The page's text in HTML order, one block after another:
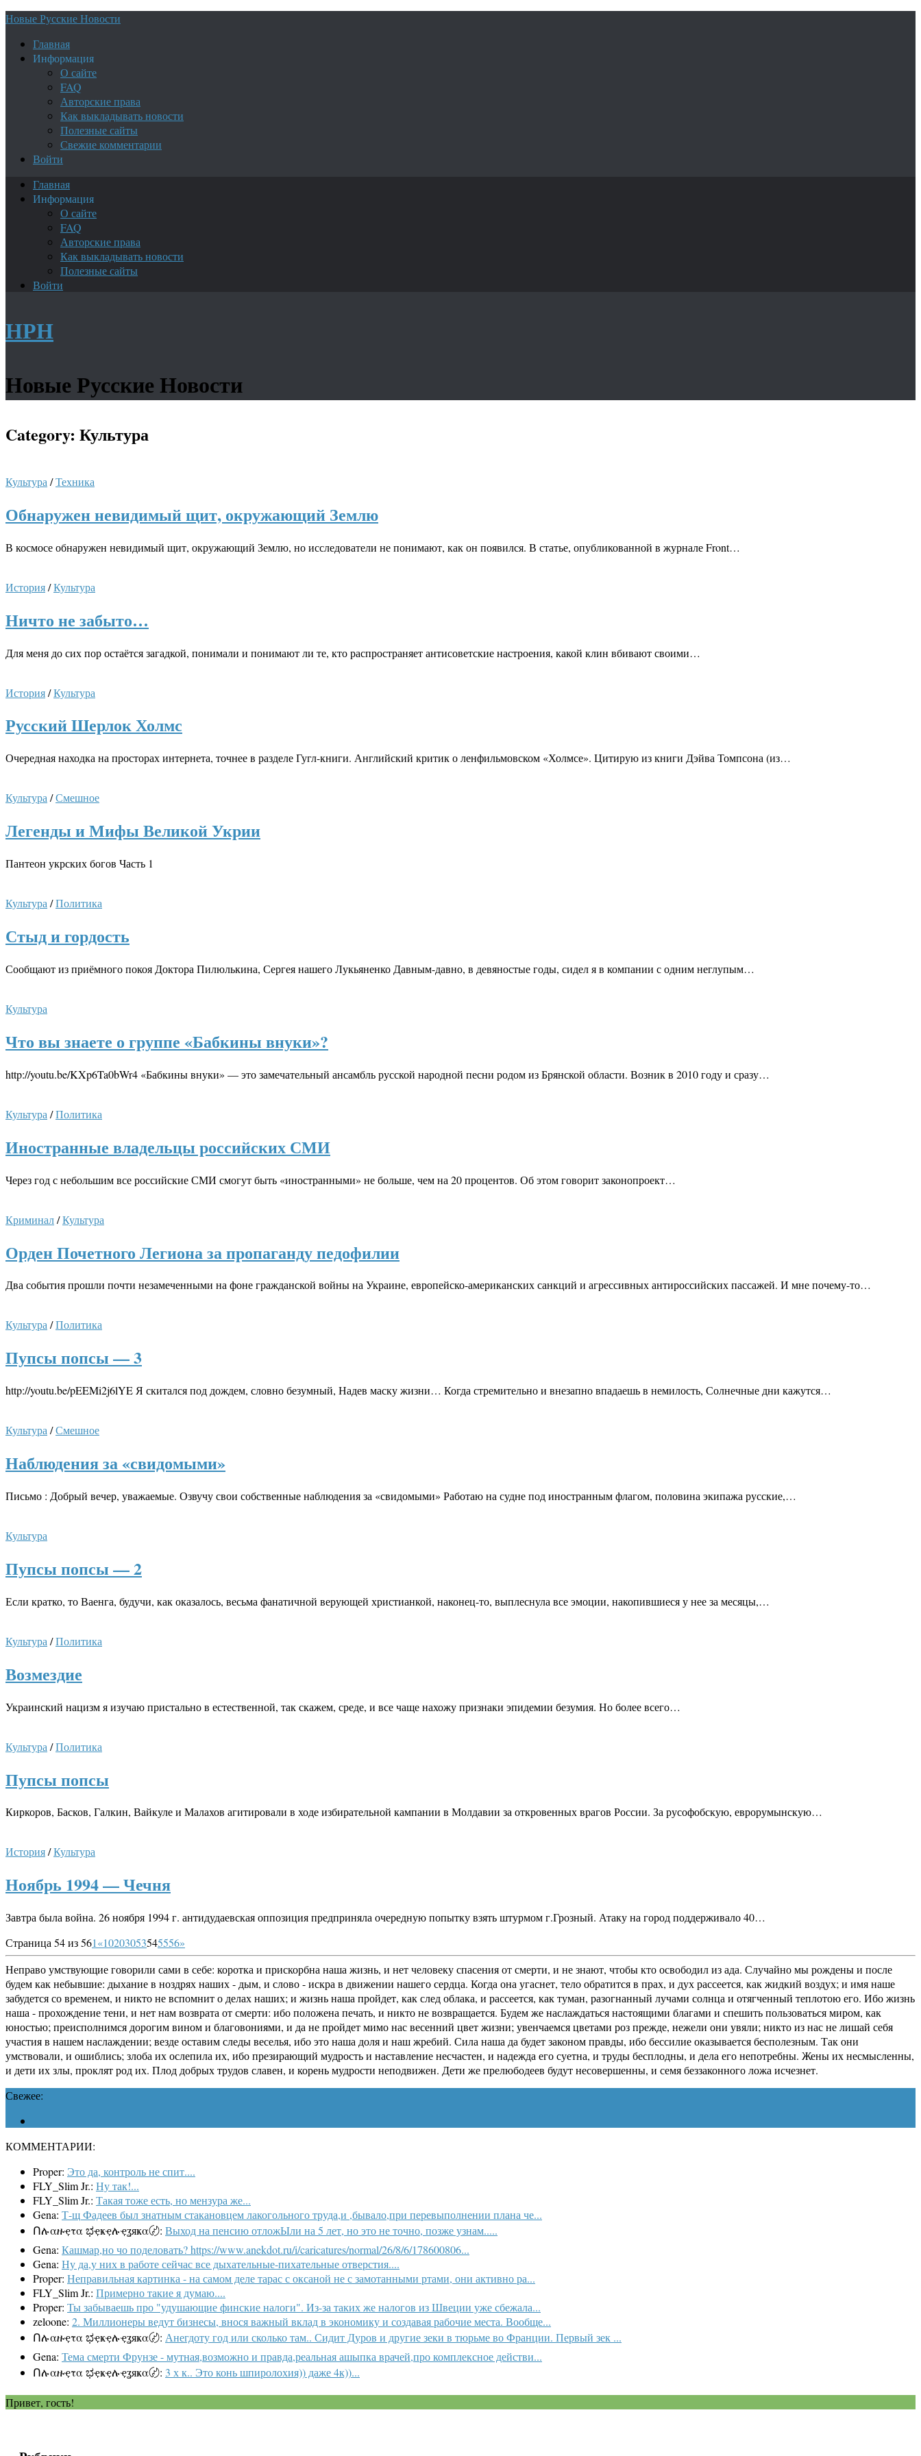
Новые Русские Новости
Главная
Информация
О сайте
FAQ
Авторские права
Как выкладывать новости
Полезные сайты
Свежие комментарии
Войти
Главная
Информация
О сайте
FAQ
Авторские права
Как выкладывать новости
Полезные сайты
Войти
НРН
Новые Русские Новости
Category: Культура
Культура /Техника
Обнаружен невидимый щит, окружающий Землю
В космосе обнаружен невидимый щит, окружающий Землю, но исследователи не понимают, как он появился. В статье, опубликованной в журнале Front…
История/Культура
Ничто не забыто…
Для меня до сих пор остаётся загадкой, понимали и понимают ли те, кто распространяет антисоветские настроения, какой клин вбивают своими…
История/Культура
Русский Шерлок Холмс
Очередная находка на просторах интернета, точнее в разделе Гугл-книги. Английский критик о ленфильмовском «Холмсе». Цитирую из книги Дэйва Томпсона (из…
Культура/Смешное
Легенды и Мифы Великой Укрии
Пантеон укрских богов Часть 1
Культура /Политика
Стыд и гордость
Сообщают из приёмного покоя Доктора Пилюлькина, Сергея нашего Лукьяненко Давным-давно, в девяностые годы, сидел я в компании с одним неглупым…
Культура
Что вы знаете о группе «Бабкины внуки»?
http://youtu.be/KXp6Ta0bWr4 «Бабкины внуки» — это замечательный ансамбль русской народной песни родом из Брянской области. Возник в 2010 году и сразу…
Культура /Политика
Иностранные владельцы российских СМИ
Через год с небольшим все российские СМИ смогут быть «иностранными» не больше, чем на 20 процентов. Об этом говорит законопроект…
Криминал/Культура
Орден Почетного Легиона за пропаганду педофилии
Два события прошли почти незамеченными на фоне гражданской войны на Украине, европейско-американских санкций и агрессивных антироссийских пассажей. И мне почему-то…
Культура/Политика
Пупсы попсы — 3
http://youtu.be/pEEMi2j6lYE Я скитался под дождем, словно безумный, Надев маску жизни… Когда стремительно и внезапно впадаешь в немилость, Солнечные дни кажутся…
Культура/Смешное
Наблюдения за «свидомыми»
Письмо : Добрый вечер, уважаемые. Озвучу свои собственные наблюдения за «свидомыми» Работаю на судне под иностранным флагом, половина экипажа русские,…
Культура
Пупсы попсы — 2
Если кратко, то Ваенга, будучи, как оказалось, весьма фанатичной верующей христианкой, наконец-то, выплеснула все эмоции, накопившиеся у нее за месяцы,…
Культура /Политика
Возмездие
Украинский нацизм я изучаю пристально в естественной, так скажем, среде, и все чаще нахожу признаки эпидемии безумия. Но более всего…
Культура /Политика
Пупсы попсы
Киркоров, Басков, Галкин, Вайкуле и Малахов агитировали в ходе избирательной кампании в Молдавии за откровенных врагов России. За русофобскую, еврорумынскую…
История/Культура
Ноябрь 1994 — Чечня
Завтра была война. 26 ноября 1994 г. антидудаевская оппозиция предприняла очередную попытку взять штурмом г.Грозный. Атаку на город поддерживало 40…
Страница 54 из 561«10203053545556»
Неправо умствующие говорили сами в себе: коротка и прискорбна наша жизнь, и нет человеку спасения от смерти, и не знают, чтобы кто освободил из ада. Случайно мы рождены и после
будем как небывшие: дыхание в ноздрях наших - дым, и слово - искра в движении нашего сердца. Когда она угаснет, тело обратится в прах, и дух рассеется, как жидкий воздух; и имя наше
забудется со временем, и никто не вспомнит о делах наших; и жизнь наша пройдет, как след облака, и рассеется, как туман, разогнанный лучами солнца и отягченный теплотою его. Ибо жизнь
наша - прохождение тени, и нет нам возврата от смерти: ибо положена печать, и никто не возвращается. Будем же наслаждаться настоящими благами и спешить пользоваться миром, как
юностью; преисполнимся дорогим вином и благовониями, и да не пройдет мимо нас весенний цвет жизни; увенчаемся цветами роз прежде, нежели они увяли; никто из нас не лишай себя
участия в нашем наслаждении; везде оставим следы веселья, ибо это наша доля и наш жребий. Сила наша да будет законом правды, ибо бессилие оказывается бесполезным. Так они
умствовали, и ошиблись; злоба их ослепила их, ибо презирающий мудрость и наставление несчастен, и надежда его суетна, и труды бесплодны, и дела его непотребны. Жены их несмысленны,
и дети их злы, проклят род их. Плод добрых трудов славен, и корень мудрости неподвижен. Дети же прелюбодеев будут несовершенны, и семя беззаконного ложа исчезнет.
Свежее:
КОММЕНТАРИИ:
Proper: Это да, контроль не спит....
FLY_Slim Jr.: Ну так!...
FLY_Slim Jr.: Такая тоже есть, но мензура же...
Gena: Т-щ Фадеев был знатным стакановцем лакогольного труда,и ,бывало,при перевыполнении плана че...
Ոሉαዙҿτα ಭҿҝҿሉҿʓяҝα〄: Выход на пенсию отложЫли на 5 лет, но это не точно, позже узнам.....
Gena: Кашмар,но чо поделовать? https://www.anekdot.ru/i/caricatures/normal/26/8/6/178600806...
Gena: Ну да,у них в работе сейчас все дыхательные-пихательные отверстия....
Proper: Неправильная картинка - на самом деле тарас с оксаной не с замотанными ртами, они активно ра...
FLY_Slim Jr.: Примерно такие я думаю....
Proper: Ты забываешь про "удушающие финские налоги". Из-за таких же налогов из Швеции уже сбежала...
zeloone: 2. Миллионеры ведут бизнесы, внося важный вклад в экономику и создавая рабочие места. Вообще...
Ոሉαዙҿτα ಭҿҝҿሉҿʓяҝα〄: Анегдоту год или сколько там.. Сидит Дуров и другие зеки в тюрьме во Франции. Первый зек ...
Gena: Тема смерти Фрунзе - мутная,возможно и правда,реальная ашыпка врачей,про комплексное действи...
Ոሉαዙҿτα ಭҿҝҿሉҿʓяҝα〄: 3 х к.. Это конь шпиролохия)) даже 4к))...
Привет, гость!